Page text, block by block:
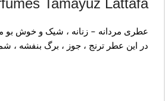
Tamayuz Lattafa –
عطری مردانه – زنانه ، شیک و خوش بو می باشد که در سال 2015 به بازار عرضه شده
در این عطر ترنج ، جوز ، برگ بنفشه ،